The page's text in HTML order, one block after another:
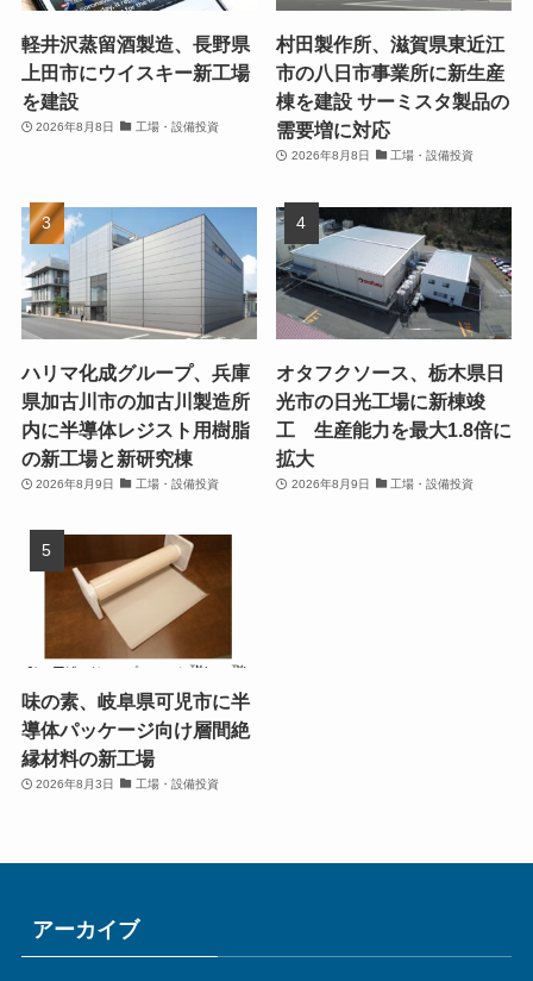
軽井沢蒸留酒製造、長野県
上田市にウイスキー新工場
を建設
2026年8月8日 工場・設備投資
村田製作所、滋賀県東近江
市の八日市事業所に新生産
棟を建設 サーミスタ製品の
需要増に対応
2026年8月8日 工場・設備投資
ハリマ化成グループ、兵庫
県加古川市の加古川製造所
内に半導体レジスト用樹脂
の新工場と新研究棟
2026年8月9日 工場・設備投資
オタフクソース、栃木県日
光市の日光工場に新棟竣
工 生産能力を最大1.8倍に
拡大
2026年8月9日 工場・設備投資
味の素、岐阜県可児市に半
導体パッケージ向け層間絶
縁材料の新工場
2026年8月3日 工場・設備投資
アーカイブ